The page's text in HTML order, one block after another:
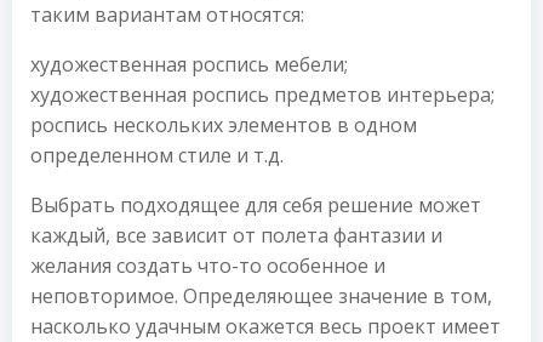
таким вариантам относятся:
художественная роспись мебели;
художественная роспись предметов интерьера;
роспись нескольких элементов в одном
определенном стиле и т.д.
Выбрать подходящее для себя решение может
каждый, все зависит от полета фантазии и
желания создать что-то особенное и
неповторимое. Определяющее значение в том,
насколько удачным окажется весь проект имеет